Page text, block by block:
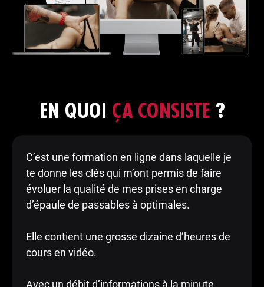
EN QUOI ÇA CONSISTE ?
C’est une formation en ligne dans laquelle je
te donne les clés qui m’ont permis de faire
évoluer la qualité de mes prises en charge
d’épaule de passables à optimales.
Elle contient une grosse dizaine d’heures de
cours en vidéo.
Avec un débit d’informations à la minute